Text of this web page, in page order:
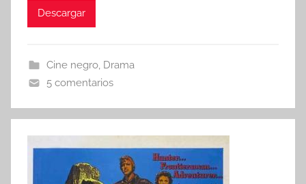
Descargar
Cine negro, Drama
5 comentarios